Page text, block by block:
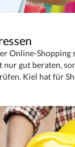
Online-
gut beraten,
Kiel hat für